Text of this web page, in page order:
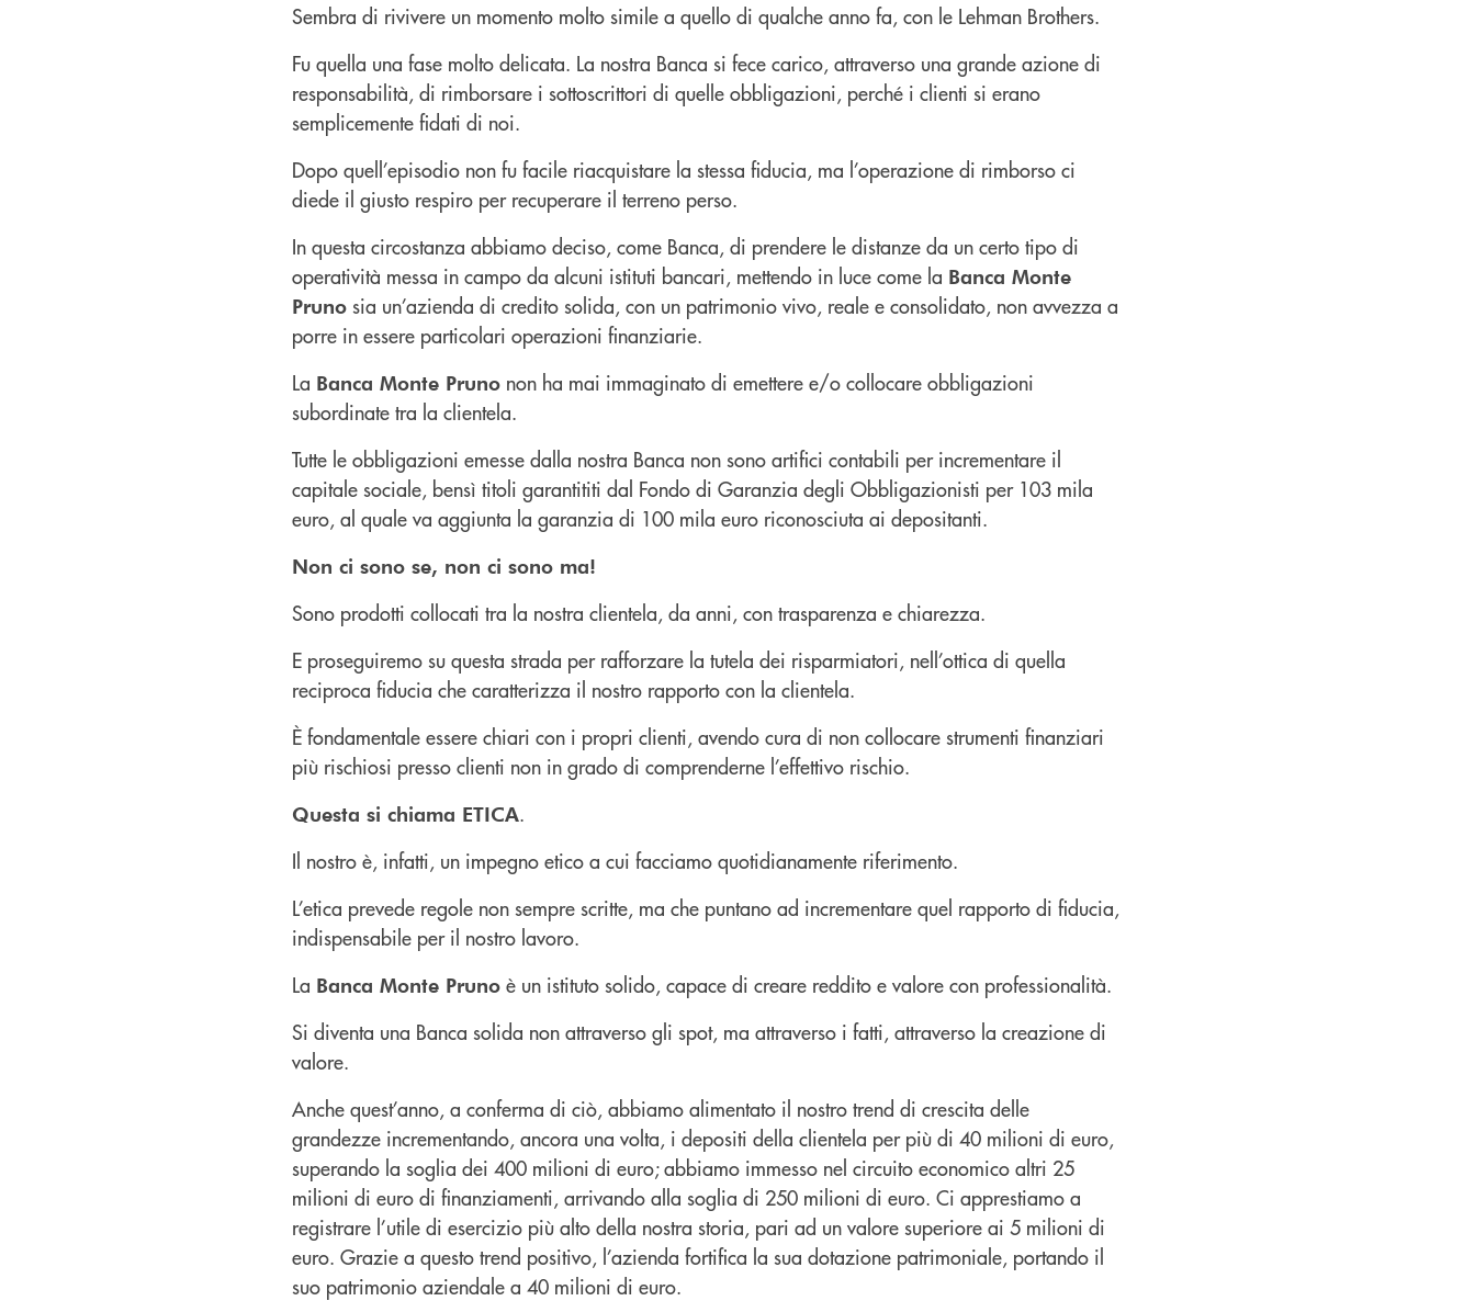
Sembra di rivivere un momento molto simile a quello di qualche anno fa, con le Lehman Brothers.
Fu quella una fase molto delicata. La nostra Banca si fece carico, attraverso una grande azione di
responsabilità, di rimborsare i sottoscrittori di quelle obbligazioni, perché i clienti si erano
semplicemente fidati di noi.
Dopo quell’episodio non fu facile riacquistare la stessa fiducia, ma l’operazione di rimborso ci
diede il giusto respiro per recuperare il terreno perso.
In questa circostanza abbiamo deciso, come Banca, di prendere le distanze da un certo tipo di
operatività messa in campo da alcuni istituti bancari, mettendo in luce come la Banca Monte
Pruno sia un’azienda di credito solida, con un patrimonio vivo, reale e consolidato, non avvezza a
porre in essere particolari operazioni finanziarie.
La Banca Monte Pruno non ha mai immaginato di emettere e/o collocare obbligazioni
subordinate tra la clientela.
Tutte le obbligazioni emesse dalla nostra Banca non sono artifici contabili per incrementare il
capitale sociale, bensì titoli garantititi dal Fondo di Garanzia degli Obbligazionisti per 103 mila
euro, al quale va aggiunta la garanzia di 100 mila euro riconosciuta ai depositanti.
Non ci sono se, non ci sono ma!
Sono prodotti collocati tra la nostra clientela, da anni, con trasparenza e chiarezza.
E proseguiremo su questa strada per rafforzare la tutela dei risparmiatori, nell’ottica di quella
reciproca fiducia che caratterizza il nostro rapporto con la clientela.
È fondamentale essere chiari con i propri clienti, avendo cura di non collocare strumenti finanziari
più rischiosi presso clienti non in grado di comprenderne l’effettivo rischio.
Questa si chiama ETICA.
Il nostro è, infatti, un impegno etico a cui facciamo quotidianamente riferimento.
L’etica prevede regole non sempre scritte, ma che puntano ad incrementare quel rapporto di fiducia,
indispensabile per il nostro lavoro.
La Banca Monte Pruno è un istituto solido, capace di creare reddito e valore con professionalità.
Si diventa una Banca solida non attraverso gli spot, ma attraverso i fatti, attraverso la creazione di
valore.
Anche quest’anno, a conferma di ciò, abbiamo alimentato il nostro trend di crescita delle
grandezze incrementando, ancora una volta, i depositi della clientela per più di 40 milioni di euro,
superando la soglia dei 400 milioni di euro; abbiamo immesso nel circuito economico altri 25
milioni di euro di finanziamenti, arrivando alla soglia di 250 milioni di euro. Ci apprestiamo a
registrare l’utile di esercizio più alto della nostra storia, pari ad un valore superiore ai 5 milioni di
euro. Grazie a questo trend positivo, l’azienda fortifica la sua dotazione patrimoniale, portando il
suo patrimonio aziendale a 40 milioni di euro.